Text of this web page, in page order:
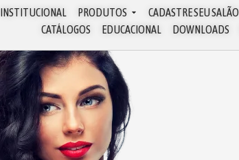
INSTITUCIONAL PRODUTOS CADASTRE SEU SALÃO
CATÁLOGOS
EDUCACIONAL DOWNLOADS